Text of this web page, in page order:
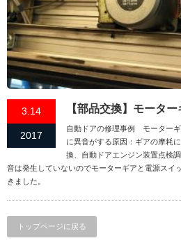
3.14
2017
【部品交換】モータ
自動ドアの修理事例 モーター
に異音がする原因：ギアの摩耗
換、自動ドアエンジン装置点検
音は発生していないのでモーターギアと電源スイ
きました。
トップページに戻る